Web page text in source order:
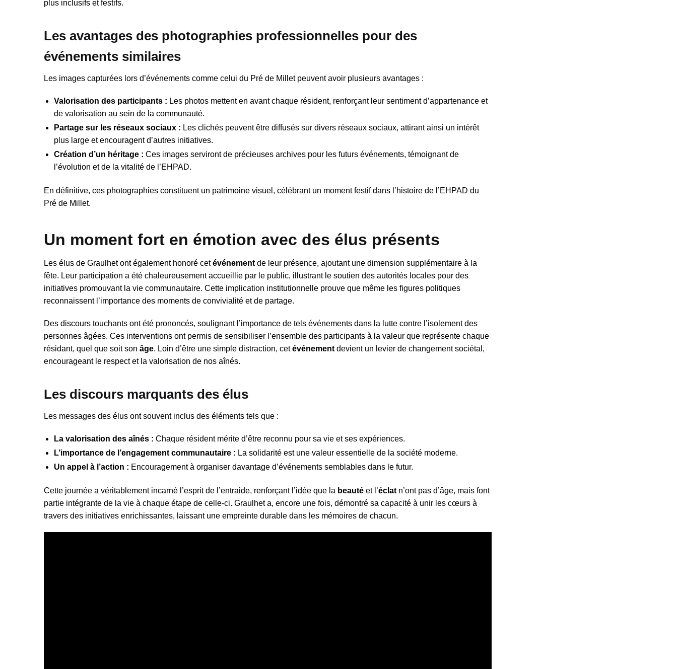
plus inclusifs et festifs.
Les avantages des photographies professionnelles pour des
événements similaires
Les images capturées lors d’événements comme celui du Pré de Millet peuvent avoir plusieurs avantages :
Valorisation des participants : Les photos mettent en avant chaque résident, renforçant leur sentiment d’appartenance et
de valorisation au sein de la communauté.
Partage sur les réseaux sociaux : Les clichés peuvent être diffusés sur divers réseaux sociaux, attirant ainsi un intérêt
plus large et encouragent d’autres initiatives.
Création d’un héritage : Ces images serviront de précieuses archives pour les futurs événements, témoignant de
l’évolution et de la vitalité de l’EHPAD.
En définitive, ces photographies constituent un patrimoine visuel, célébrant un moment festif dans l’histoire de l’EHPAD du
Pré de Millet.
Un moment fort en émotion avec des élus présents
Les élus de Graulhet ont également honoré cetévénementde leur présence, ajoutant une dimension supplémentaire à la
fête. Leur participation a été chaleureusement accueillie par le public, illustrant le soutien des autorités locales pour des
initiatives promouvant la vie communautaire. Cette implication institutionnelle prouve que même les figures politiques
reconnaissent l’importance des moments de convivialité et de partage.
Des discours touchants ont été prononcés, soulignant l’importance de tels événements dans la lutte contre l’isolement des
personnes âgées. Ces interventions ont permis de sensibiliser l’ensemble des participants à la valeur que représente chaque
résidant, quel que soit son âge. Loin d’être une simple distraction, cetévénement devient un levier de changement sociétal,
encourageant le respect et la valorisation de nos aînés.
Les discours marquants des élus
Les messages des élus ont souvent inclus des éléments tels que :
La valorisation des aînés : Chaque résident mérite d’être reconnu pour sa vie et ses expériences.
L’importance de l’engagement communautaire : La solidarité est une valeur essentielle de la société moderne.
Un appel à l’action : Encouragement à organiser davantage d’événements semblables dans le futur.
Cette journée a véritablement incarné l’esprit de l’entraide, renforçant l’idée que la beauté et l’éclatn’ont pas d’âge, mais font
partie intégrante de la vie à chaque étape de celle-ci. Graulhet a, encore une fois, démontré sa capacité à unir les cœurs à
travers des initiatives enrichissantes, laissant une empreinte durable dans les mémoires de chacun.